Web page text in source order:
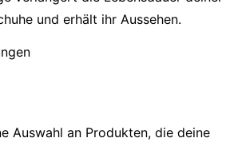
und erhält ihr Aussehen.
Auswahl an Produkten, die deine